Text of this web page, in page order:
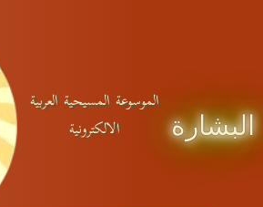
الموسوعة المسيحية العربية
الالكترونية